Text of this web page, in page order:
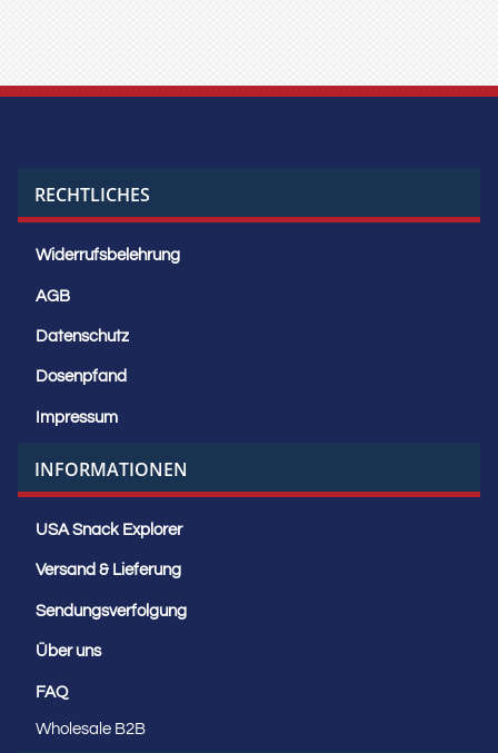
RECHTLICHES
Widerrufsbelehrung
AGB
Datenschutz
Dosenpfand
Impressum
INFORMATIONEN
USA Snack Explorer
Versand & Lieferung
Sendungsverfolgung
Über uns
FAQ
Wholesale B2B